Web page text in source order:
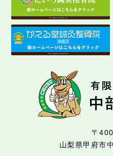
〒
山梨県甲府市